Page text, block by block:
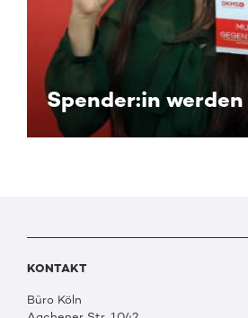
Spender:in werden
KONTAKT
Büro Köln